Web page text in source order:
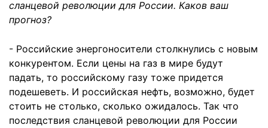
сланцевой революции для России. Каков ваш
прогноз?
- Российские энергоносители столкнулись с новым
конкурентом. Если цены на газ в мире будут
падать, то российскому газу тоже придется
подешеветь. И российская нефть, возможно, будет
стоить не столько, сколько ожидалось. Так что
последствия сланцевой революции для России